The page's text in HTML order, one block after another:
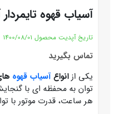
آسیاب قهوه تایمردار
تاریخ آپدیت محصول 1400/08/01
تماس بگیرید
یکی از انواع آسیاب قهوه
هر ساعت، قدرت موتور با توان 240 وات، بدنه تمام استیل و ...